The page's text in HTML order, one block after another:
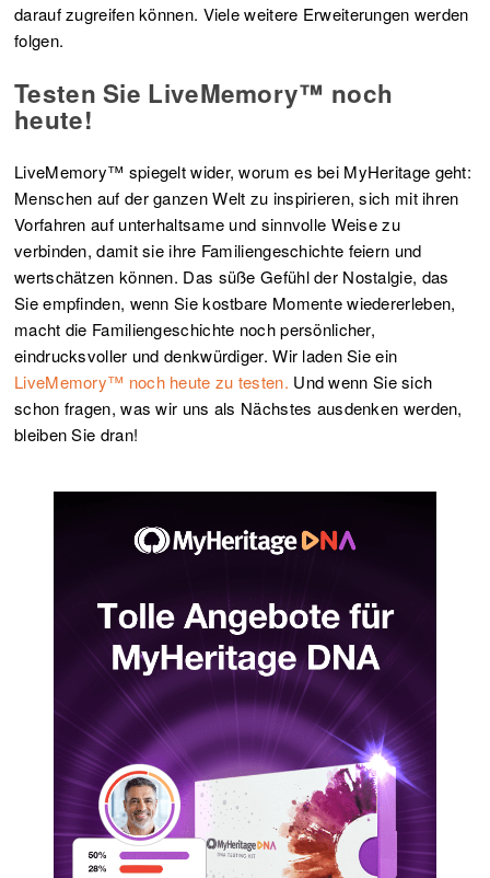
darauf zugreifen können. Viele weitere Erweiterungen werden
folgen.
Testen Sie LiveMemory™ noch
heute!
LiveMemory™ spiegelt wider, worum es bei MyHeritage geht:
Menschen auf der ganzen Welt zu inspirieren, sich mit ihren
Vorfahren auf unterhaltsame und sinnvolle Weise zu
verbinden, damit sie ihre Familiengeschichte feiern und
wertschätzen können. Das süße Gefühl der Nostalgie, das
Sie empfinden, wenn Sie kostbare Momente wiedererleben,
macht die Familiengeschichte noch persönlicher,
eindrucksvoller und denkwürdiger. Wir laden Sie ein
LiveMemory™ noch heute zu testen. Und wenn Sie sich
schon fragen, was wir uns als Nächstes ausdenken werden,
bleiben Sie dran!